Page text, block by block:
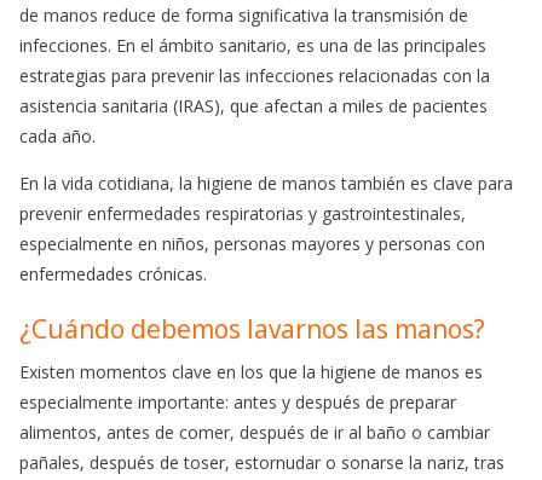
de manos reduce de forma significativa la transmisión de
infecciones. En el ámbito sanitario, es una de las principales
estrategias para prevenir las infecciones relacionadas con la
asistencia sanitaria (IRAS), que afectan a miles de pacientes
cada año.
En la vida cotidiana, la higiene de manos también es clave para
prevenir enfermedades respiratorias y gastrointestinales,
especialmente en niños, personas mayores y personas con
enfermedades crónicas.
¿Cuándo debemos lavarnos las manos?
Existen momentos clave en los que la higiene de manos es
especialmente importante: antes y después de preparar
alimentos, antes de comer, después de ir al baño o cambiar
pañales, después de toser, estornudar o sonarse la nariz, tras